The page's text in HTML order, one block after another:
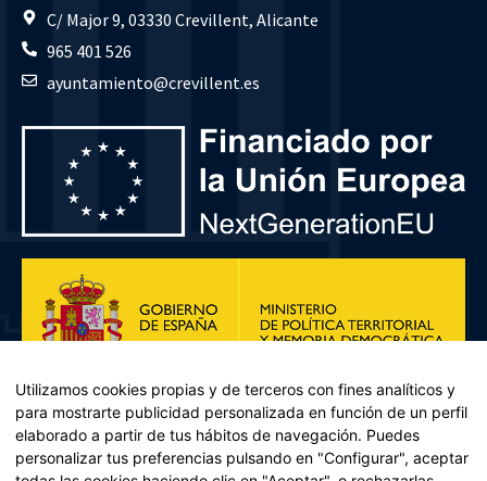
C/ Major 9, 03330 Crevillent, Alicante
965 401 526
ayuntamiento@crevillent.es
Utilizamos cookies propias y de terceros con fines analíticos y
para mostrarte publicidad personalizada en función de un perfil
elaborado a partir de tus hábitos de navegación. Puedes
personalizar tus preferencias pulsando en "Configurar", aceptar